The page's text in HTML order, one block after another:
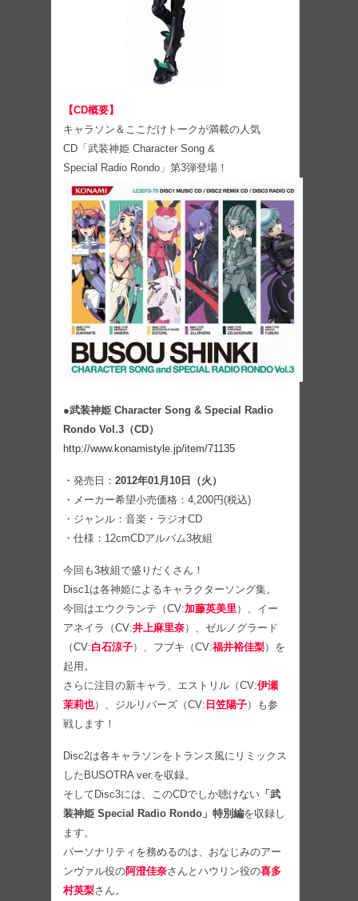
【CD概要】
キャラソン＆ここだけトークが満載の人気
CD「武装神姫 Character Song &
Special Radio Rondo」第3弾登場！
●武装神姫 Character Song & Special Radio
Rondo Vol.3（CD）
http://www.konamistyle.jp/item/71135
・発売日： 2012年01月10日（火）
・メーカー希望小売価格：4,200円(税込)
・ジャンル：音楽・ラジオCD
・仕様：12cmCDアルバム3枚組
今回も3枚組で盛りだくさん！
Disc1は各神姫によるキャラクターソング集。
今回はエウクランテ（CV:加藤英美里）、イー
アネイラ（CV:井上麻里奈）、ゼルノグラード
（CV:白石涼子）、フブキ（CV:福井裕佳梨）を
起用。
さらに注目の新キャラ、エストリル（CV:伊瀬
茉莉也）、ジルリバーズ（CV: 日笠陽子）も参
戦します！
Disc2は各キャラソンをトランス風にリミックス
したBUSOTRA ver.を収録。
そしてDisc3には、このCDでしか聴けない 「武
装神姫 Special Radio Rondo」特別編を収録し
ます。
パーソナリティを務めるのは、おなじみのアー
ンヴァル役の阿澄佳奈さんとハウリン役の喜多
村英梨さん。